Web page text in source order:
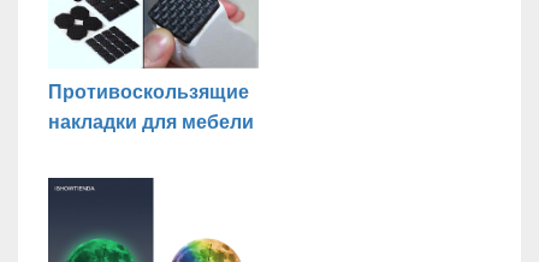
Противоскользящие
накладки для мебели